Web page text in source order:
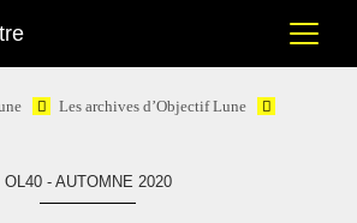
Les archives d’Objectif Lune
OL40 - AUTOMNE 2020